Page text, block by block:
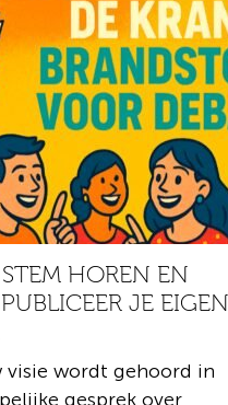
HOREN EN
JE EIGEN
wordt gehoord in
gesprek over